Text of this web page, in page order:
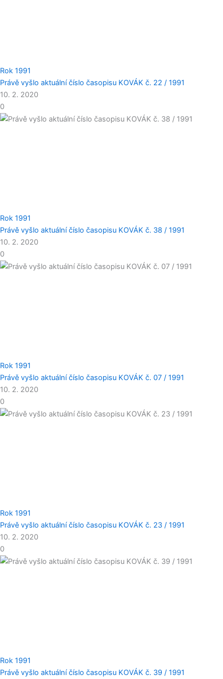
Rok 1991
Právě vyšlo aktuální číslo časopisu KOVÁK č. 22 / 1991
10. 2. 2020
0
Rok 1991
Právě vyšlo aktuální číslo časopisu KOVÁK č. 38 / 1991
10. 2. 2020
0
Rok 1991
Právě vyšlo aktuální číslo časopisu KOVÁK č. 07 / 1991
10. 2. 2020
0
Rok 1991
Právě vyšlo aktuální číslo časopisu KOVÁK č. 23 / 1991
10. 2. 2020
0
Rok 1991
Právě vyšlo aktuální číslo časopisu KOVÁK č. 39 / 1991